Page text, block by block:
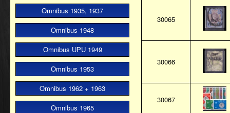
Omnibus 1935, 1937
Omnibus 1948
Omnibus UPU 1949
Omnibus 1953
Omnibus 1962 + 1963
Omnibus 1965
30065
30066
30067